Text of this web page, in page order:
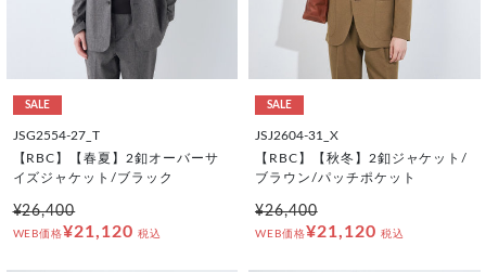
SALE
JSG2554-27_T
【RBC】【春夏】2釦オーバーサ
イズジャケット/ブラック
¥26,400
WEB価格¥21,120 税込
SALE
JSJ2604-31_X
【RBC】【秋冬】2釦ジャケット/
ブラウン/パッチポケット
¥26,400
WEB価格¥21,120 税込